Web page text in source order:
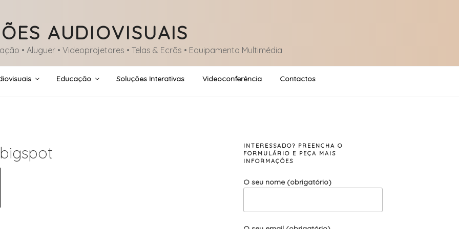
AUDIOVISUAIS
• Aluguer • Videoprojetores • Telas & Ecrãs • Equipamento Multimédia
Educação Soluções Interativas Videoconferência Contactos
INTERESSADO? PREENCHA O
FORMULÁRIO E PEÇA MAIS
INFORMAÇÕES
O seu nome (obrigatório)